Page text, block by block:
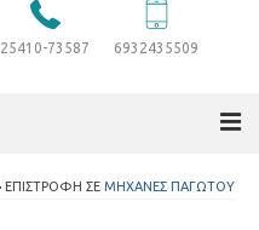
25410-73587 6932435509
ΕΠΙΣΤΡΟΦΉ ΣΕ ΜΗΧΑΝΈΣ ΠΑΓΩΤΟΎ